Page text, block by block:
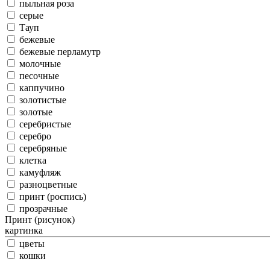
пыльная роза
серые
Тауп
бежевые
бежевые перламутр
молочные
песочные
каппучино
золотистые
золотые
серебристые
серебро
серебряные
клетка
камуфляж
разноцветные
принт (роспись)
прозрачные
Принт (рисунок)
картинка
цветы
кошки